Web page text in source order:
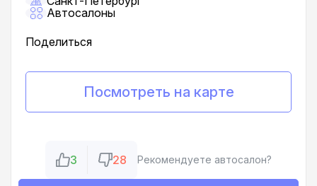
Автосалоны
Поделиться
Посмотреть на карте
3 28 Рекомендуете автосалон?